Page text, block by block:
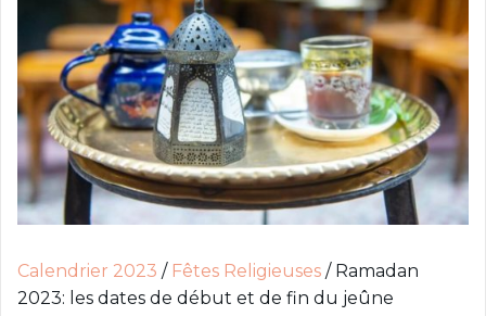
Calendrier 2023 / Fêtes Religieuses / Ramadan
2023: les dates de début et de fin du jeûne